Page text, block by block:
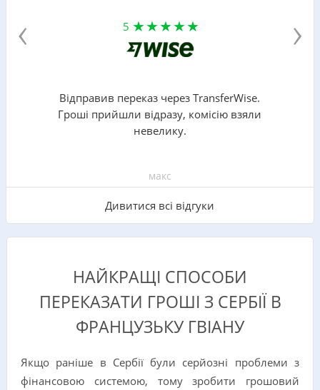
5
Відправив переказ через TransferWise.
Гроші прийшли відразу, комісію взяли
невелику.
макс
Дивитися всі відгуки
‹ ›
НАЙКРАЩІ СПОСОБИ
ПЕРЕКАЗАТИ ГРОШІ З СЕРБІЇ В
ФРАНЦУЗЬКУ ГВІАНУ
Якщо раніше в Сербії були серйозні проблеми з
фінансовою системою, тому зробити грошовий